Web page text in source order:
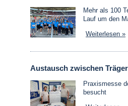
Mehr als 100
Lauf um den
Weiterlesen »
Austausch zwischen
Praxismesse
besucht